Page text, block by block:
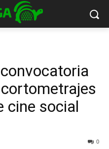
cine social
0